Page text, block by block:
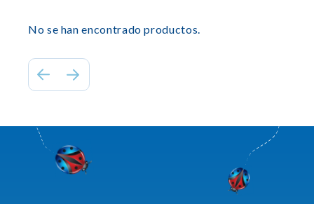
No se han encontrado productos.